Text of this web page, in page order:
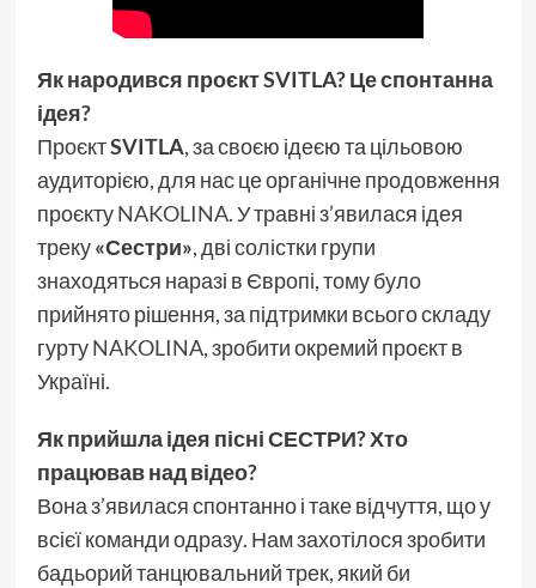
Як народився проєкт SVITLA? Це спонтанна
ідея?
ПроєктSVITLA, за своєю ідеєю та цільовою
аудиторією, для нас це органічне продовження
проєктуNAKOLINA. У травні з’явилася ідея
треку«Сестри», дві солістки групи
знаходяться наразі в Європі, тому було
прийнято рішення, за підтримки всього складу
гуртуNAKOLINA, зробити окремий проєкт в
Україні.
Як прийшла ідея пісні СЕСТРИ? Хто
працював над відео?
Вона з’явилася спонтанно і таке відчуття, що у
всієї команди одразу. Нам захотілося зробити
бадьорий танцювальний трек, який би